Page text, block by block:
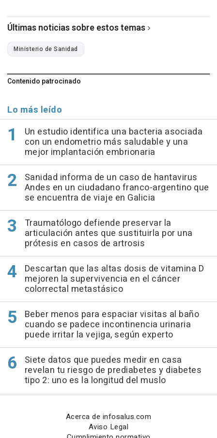
Últimas noticias sobre estos temas
Ministerio de Sanidad
Contenido patrocinado
Lo más leído
Un estudio identifica una bacteria asociada
con un endometrio más saludable y una
mejor implantación embrionaria
Sanidad informa de un caso de hantavirus
Andes en un ciudadano franco-argentino que
se encuentra de viaje en Galicia
Traumatólogo defiende preservar la
articulación antes que sustituirla por una
prótesis en casos de artrosis
Descartan que las altas dosis de vitamina D
mejoren la supervivencia en el cáncer
colorrectal metastásico
Beber menos para espaciar visitas al baño
cuando se padece incontinencia urinaria
puede irritar la vejiga, según experto
Siete datos que puedes medir en casa
revelan tu riesgo de prediabetes y diabetes
tipo 2: uno es la longitud del muslo
Acerca de infosalus.com
Aviso Legal